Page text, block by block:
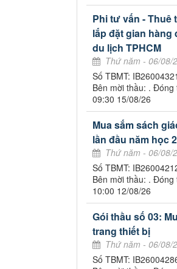
Phi tư vấn - Thuê
lắp đặt gian hàng
du lịch TPHCM
Thứ năm - 06/08/
Số TBMT:
Bên mời thầu: . Đóng
09:30 15/08/26
Mua sắm sách
lần đầu năm học
Thứ năm - 06/08/
Số TBMT:
Bên mời thầu: . Đóng
10:00 12/08/26
Gói thầu số 03:
trang thiết bị
Thứ năm - 06/08/
Số TBMT: